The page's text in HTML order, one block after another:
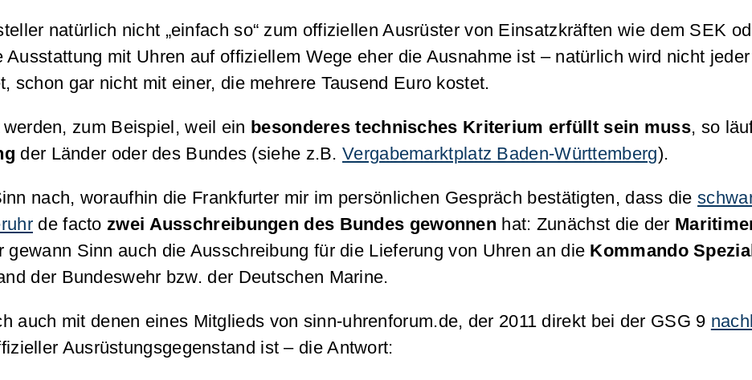
natürlich nicht „einfach so“ zum offiziellen Ausrüster von Einsatzkräften wie dem SEK
mit Uhren auf offiziellem Wege eher die Ausnahme ist – natürlich wird nicht
schon gar nicht mit einer, die mehrere Tausend Euro kostet.
zum Beispiel, weil ein besonderes technisches Kriterium erfüllt sein muss, so
der Länder oder des Bundes (siehe z.B.Vergabemarktplatz Baden-Württemberg).
nach, woraufhin die Frankfurter mir im persönlichen Gespräch bestätigten, dass die
de factozwei Ausschreibungen des Bundes gewonnen hat: Zunächst die der
gewann Sinn auch die Ausschreibung für die Lieferung von Uhren an die Kommando
der Bundeswehr bzw. der Deutschen Marine.
auch mit denen eines Mitglieds von sinn-uhrenforum.de, der 2011 direkt bei der GSG 9
Ausrüstungsgegenstand ist – die Antwort: